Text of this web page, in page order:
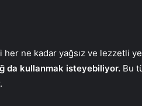
ne kadar yağsız ve lezzetli
da kullanmak isteyebiliyor. Bu